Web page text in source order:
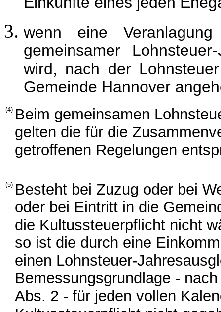
wenn eine
gemeinsamer
wird, nach der
Gemeinde Hannover
(4) Beim gemeinsamen
gelten die für die
getroffenen Regelungen
(5) Besteht bei Zuzug oder bei
oder bei Eintritt in die
die Kultussteuerpflicht nicht
so ist die durch eine
einen Lohnsteuer-
Bemessungsgrundlage -
Abs. 2 - für jeden vollen